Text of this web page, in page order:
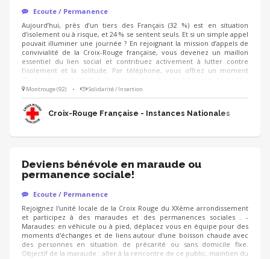
Ecoute / Permanence
Aujourd’hui, près d’un tiers des Français (32 %) est en situation
d’isolement ou à risque, et 24 % se sentent seuls. Et si un simple appel
pouvait illuminer une journée ? En rejoignant la mission d’appels de
convivialité de la Croix-Rouge française, vous devenez un maillon
essentiel du lien social et contribuez activement à lutter contre
l’isolement et la solitude. Par téléphone, vous offrez un moment
et de se sentir considéré. Cette mission s’adresse à toute personne
qui en ressent le besoin sans distinction : personnes âgées,
personnes en situation de handicap, aidants, parents isolés, jeunes,
personnes précaires, …
Montrouge (92) • Solidarité / Insertion
Croix-Rouge Française - Instances Nationales
Deviens bénévole en maraude ou
permanence sociale!
Ecoute / Permanence
Rejoignez l'unité locale de la Croix Rouge du XXème arrondissement
et participez à des maraudes et des permanences sociales . -
Maraudes: en véhicule ou à pied, déplacez vous en équipe pour des
moments d'échanges et de liens autour d'une boisson chaude avec
des personnes en situation de précarité ou sans domicile fixe.
Objectif de la maraude : aller à la rencontre de ce public, maintien du